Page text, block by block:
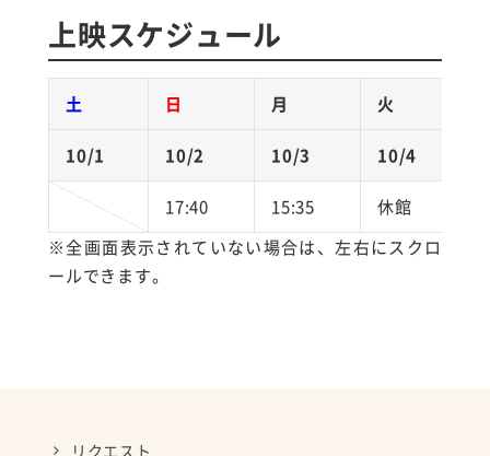
上映スケジュール
土 日 月 火
10/1 10/2 10/3 10/4
17:40 15:35 休館
※全画面表示されていない場合は、左右にスクロ
ールできます。
リクエスト